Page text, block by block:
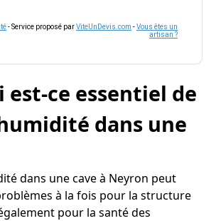
- Service proposé parViteUnDevis.com -Vous êtes un
artisan ?
est-ce essentiel de
dans une
dans une cave à Neyron peut
à la fois pour la structure
pour la santé des